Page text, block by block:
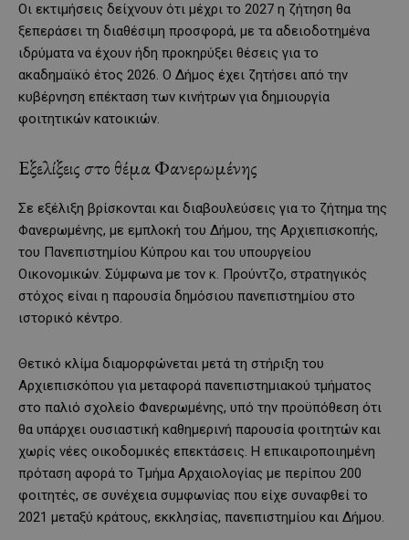
Οι εκτιμήσεις δείχνουν ότι μέχρι το 2027 η ζήτηση θα
ξεπεράσει τη διαθέσιμη προσφορά, με τα αδειοδοτημένα
ιδρύματα να έχουν ήδη προκηρύξει θέσεις για το
ακαδημαϊκό έτος 2026. Ο Δήμος έχει ζητήσει από την
κυβέρνηση επέκταση των κινήτρων για δημιουργία
φοιτητικών κατοικιών.
Εξελίξεις στο θέμα Φανερωμένης
Σε εξέλιξη βρίσκονται και διαβουλεύσεις για το ζήτημα της
Φανερωμένης, με εμπλοκή του Δήμου, της Αρχιεπισκοπής,
του Πανεπιστημίου Κύπρου και του υπουργείου
Οικονομικών. Σύμφωνα με τον κ. Προύντζο, στρατηγικός
στόχος είναι η παρουσία δημόσιου πανεπιστημίου στο
ιστορικό κέντρο.
Θετικό κλίμα διαμορφώνεται μετά τη στήριξη του
Αρχιεπισκόπου για μεταφορά πανεπιστημιακού τμήματος
στο παλιό σχολείο Φανερωμένης, υπό την προϋπόθεση ότι
θα υπάρχει ουσιαστική καθημερινή παρουσία φοιτητών και
χωρίς νέες οικοδομικές επεκτάσεις. Η επικαιροποιημένη
πρόταση αφορά το Τμήμα Αρχαιολογίας με περίπου 200
φοιτητές, σε συνέχεια συμφωνίας που είχε συναφθεί το
2021 μεταξύ κράτους, εκκλησίας, πανεπιστημίου και Δήμου.